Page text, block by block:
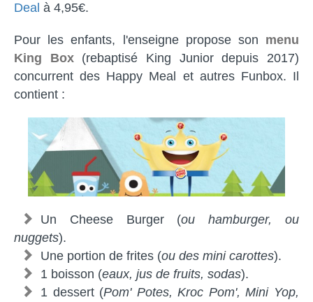
Deal à 4,95€.
Pour les enfants, l'enseigne propose son menu
King Box(rebaptisé King Junior depuis 2017)
concurrent des Happy Meal et autres Funbox. Il
contient :
Un Cheese Burger (ou hamburger, ou
nuggets).
Une portion de frites (ou des mini carottes).
1 boisson (eaux, jus de fruits, sodas).
1 dessert (Pom' Potes, Kroc Pom', Mini Yop,